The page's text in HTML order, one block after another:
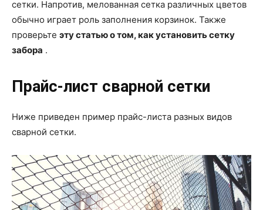
сетки. Напротив, мелованная сетка различных цветов
обычно играет роль заполнения корзинок. Также
проверьте эту статью о том, как установить сетку
забора .
Прайс-лист сварной сетки
Ниже приведен пример прайс-листа разных видов
сварной сетки.